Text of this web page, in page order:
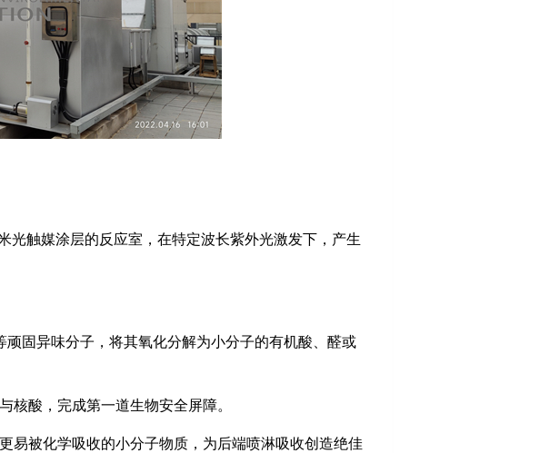
光触媒涂层的反应室，在特定波长紫外光激发下，产生
顽固异味分子，将其氧化分解为小分子的有机酸、醛或
核酸，完成第一道生物安全屏障。
易被化学吸收的小分子物质，为后端喷淋吸收创造绝佳